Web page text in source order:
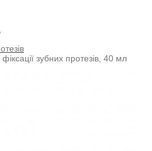
зубних протезів, 40 мл